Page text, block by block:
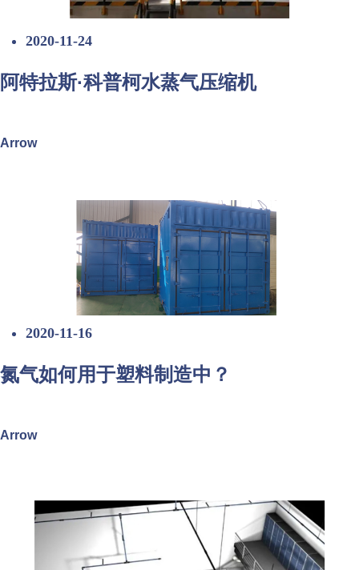
2020-11-24
阿特拉斯·科普柯水蒸气压缩机
Arrow
2020-11-16
氮气如何用于塑料制造中？
Arrow